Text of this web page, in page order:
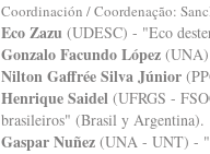
Coordinación / Coordenação:
Eco Zazu (UDESC) - "Eco
Gonzalo Facundo López (UNA)
Nilton Gaffrée Silva Júnior
Henrique Saidel (UFRGS -
brasileiros" (Brasil y Argentina).
Gaspar Nuñez (UNA - UNT) -